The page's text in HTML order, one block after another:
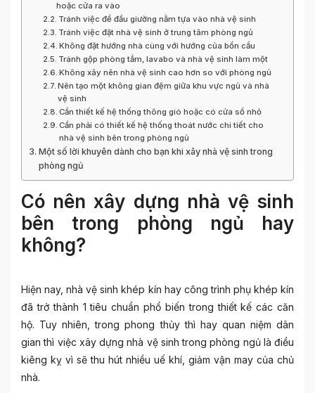
hoặc cửa ra vào
Tránh việc để đầu giường nằm tựa vào nhà vệ sinh
Tránh việc đặt nhà vệ sinh ở trung tâm phòng ngủ
Không đặt hướng nhà cùng với hướng của bồn cầu
Tránh gộp phòng tắm, lavabo và nhà vệ sinh làm một
Không xây nên nhà vệ sinh cao hơn so với phòng ngủ
Nên tạo một không gian đệm giữa khu vực ngủ và nhà
vệ sinh
Cần thiết kế hệ thống thông gió hoặc có cửa sổ nhỏ
Cần phải có thiết kế hệ thống thoát nước chi tiết cho
nhà vệ sinh bên trong phòng ngủ
Một số lời khuyên dành cho bạn khi xây nhà vệ sinh trong
phòng ngủ
Có nên xây dựng nhà vệ sinh
bên trong phòng ngủ hay
không?
Hiện nay, nhà vệ sinh khép kín hay công trình phụ khép kín
đã trở thành 1 tiêu chuẩn phổ biến trong thiết kế các căn
hộ. Tuy nhiên, trong phong thủy thì hay quan niệm dân
gian thì việc xây dựng nhà vệ sinh trong phòng ngủlà điều
kiêng kỵ vì sẽ thu hút nhiều uế khí, giảm vận may của chủ
nhà.